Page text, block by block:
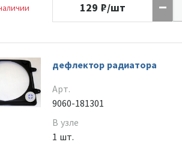
129 ₽/шт
дефлектор радиатора
Арт.
9060-181301
В узле
1 шт.